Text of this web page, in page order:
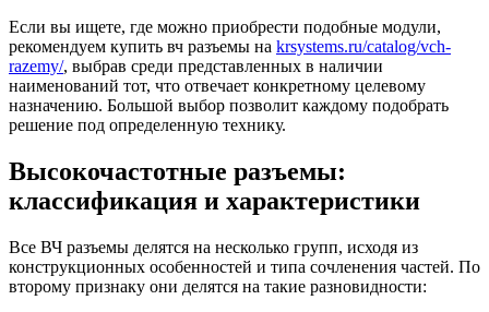
Если вы ищете, где можно приобрести подобные модули,
рекомендуем купить вч разъемы на krsystems.ru/catalog/vch-
razemy/, выбрав среди представленных в наличии
наименований тот, что отвечает конкретному целевому
назначению. Большой выбор позволит каждому подобрать
решение под определенную технику.
Высокочастотные разъемы:
классификация и характеристики
Все ВЧ разъемы делятся на несколько групп, исходя из
конструкционных особенностей и типа сочленения частей. По
второму признаку они делятся на такие разновидности: